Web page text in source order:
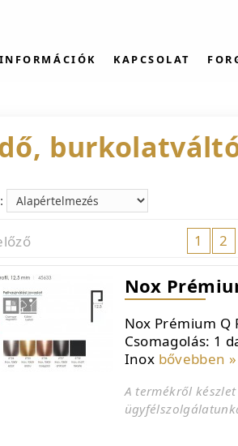
KAPCSOLAT
1 2
Nox
Nox Prémium Q
Csomagolás: 1
Inox bővebben »
A termékről